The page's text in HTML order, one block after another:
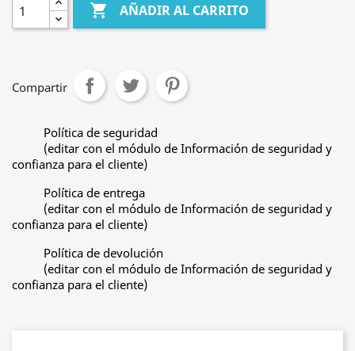
 AÑADIR AL CARRITO
Compartir
Política de seguridad
(editar con el módulo de Información de seguridad y
confianza para el cliente)
Política de entrega
(editar con el módulo de Información de seguridad y
confianza para el cliente)
Política de devolución
(editar con el módulo de Información de seguridad y
confianza para el cliente)